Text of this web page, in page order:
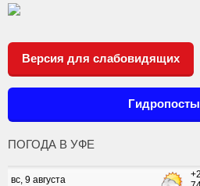
Версия для слабовидящих
Гидропосты
ПОГОДА В УФЕ